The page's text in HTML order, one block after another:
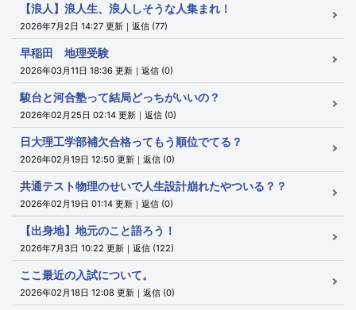
【浪人】浪人生、浪人しそうな人集まれ！
2026年7月2日 14:27 更新｜返信 (77)
早稲田 地理受験
2026年03月11日 18:36 更新｜返信 (0)
駿台と河合塾って結局どっちがいいの？
2026年02月25日 02:14 更新｜返信 (0)
日大理工学部補欠合格ってもう順位でてる？
2026年02月19日 12:50 更新｜返信 (0)
共通テスト物理のせいで人生設計崩れたやついる？？
2026年02月19日 01:14 更新｜返信 (0)
【出身地】地元のこと語ろう！
2026年7月3日 10:22 更新｜返信 (122)
ここ最近の入試について。
2026年02月18日 12:08 更新｜返信 (0)